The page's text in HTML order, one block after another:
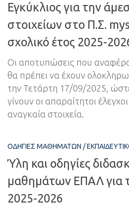
Εγκύκλιος για την
στοιχείων στο Π.Σ.
σχολικό έτος 2025-
Οι αποτυπώσεις που
θα πρέπει να έχουν
την Τετάρτη 17/09/2025,
γίνουν οι απαραίτητοι
αναγκαία στοιχεία.
ΟΔΗΓΊΕΣ ΜΑΘΗΜΆΤΩΝ /
Ύλη και οδηγίες
μαθημάτων ΕΠΑΛ για
2025-2026